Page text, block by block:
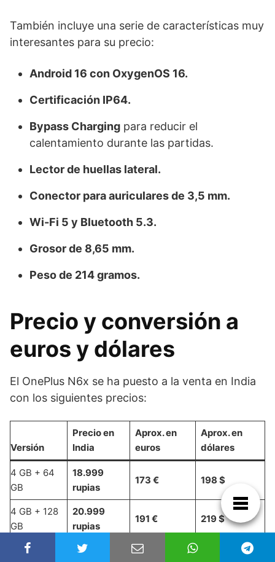
También incluye una serie de características muy
interesantes para su precio:
Android 16 con OxygenOS 16.
Certificación IP64.
Bypass Charging para reducir el
calentamiento durante las partidas.
Lector de huellas lateral.
Conector para auriculares de 3,5 mm.
Wi-Fi 5 y Bluetooth 5.3.
Grosor de 8,65 mm.
Peso de 214 gramos.
Precio y conversión a
euros y dólares
El OnePlus N6x se ha puesto a la venta en India
con los siguientes precios:
Versión
Precio en
India
Aprox. en
euros
Aprox. en
dólares
4 GB + 64
GB
18.999
rupias
173 € 198 $
4 GB + 128
GB
20.999
rupias
191 € 219 $